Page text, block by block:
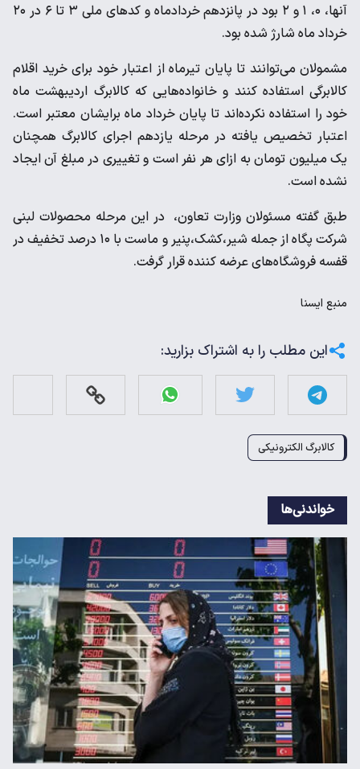
آنها، ۰، ۱ و ۲ بود در پانزدهم خردادماه و کدهای ملی ۳ تا ۶ در ۲۰
خرداد ماه شارژ شده بود.
مشمولان می‌توانند تا پایان تیرماه از اعتبار خود برای خرید اقلام
کالابرگی استفاده کنند و خانواده‌هایی که کالابرگ اردیبهشت ماه
خود را استفاده نکرده‌اند تا پایان خرداد ماه برایشان معتبر است.
اعتبار تخصیص یافته در مرحله یازدهم اجرای کالابرگ همچنان
یک میلیون تومان به ازای هر نفر است و تغییری در مبلغ آن ایجاد
نشده است.
طبق گفته مسئولان وزارت تعاون، در این مرحله محصولات لبنی
شرکت پگاه از جمله شیر،کشک،پنیر و ماست با ۱۰ درصد تخفیف در
قفسه فروشگاه‌های عرضه کننده قرار گرفت.
منبع ايسنا
این مطلب را به اشتراک بزارید:
کالابرگ الکترونیکی
خواندنی‌ها